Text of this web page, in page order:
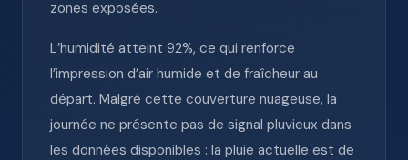
zones exposées.
L’humidité atteint 92%, ce qui renforce
l’impression d’air humide et de fraîcheur au
départ. Malgré cette couverture nuageuse, la
journée ne présente pas de signal pluvieux dans
les données disponibles : la pluie actuelle est de